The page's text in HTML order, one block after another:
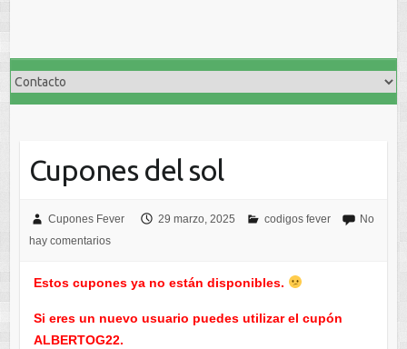
Cupones del sol
Cupones Fever 29 marzo, 2025 codigos fever
No
hay comentarios
Estos cupones ya no están disponibles.
Si eres un nuevo usuario puedes utilizar el cupón
ALBERTOG22.